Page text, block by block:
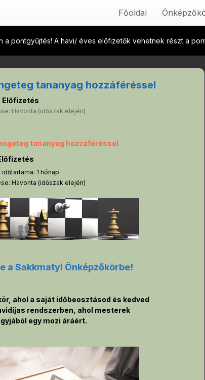
Főoldal
a pontgyűjtés! A havi/ éves előfizetők vehetnek részt a
tananyag hozzáféréssel
Előfizetés
Havonta (időszak elején)
tananyag hozzáféréssel
1 hónap
Havonta (időszak elején)
a Sakkmatyi Önképzőkörbe!
ahol a saját időbeosztásod és kedved
rendszerben, ahol mesterek
egy mozi áráért.